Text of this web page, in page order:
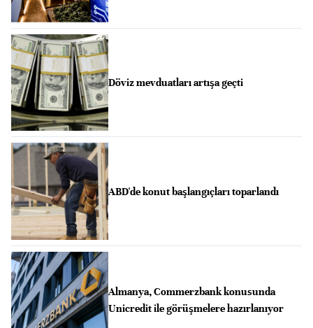
Döviz mevduatları artışa geçti
ABD'de konut başlangıçları toparlandı
Almanya, Commerzbank konusunda
Unicredit ile görüşmelere hazırlanıyor